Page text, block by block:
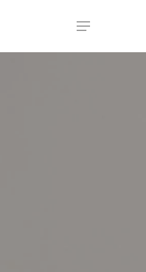
Menu